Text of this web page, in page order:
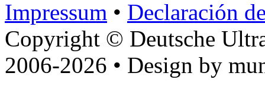
Impressum • Declaración
Copyright © Deutsche
2006-2026 • Design by